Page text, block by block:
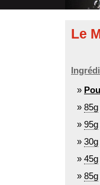
Le
85g
95g
30g
45g
85g